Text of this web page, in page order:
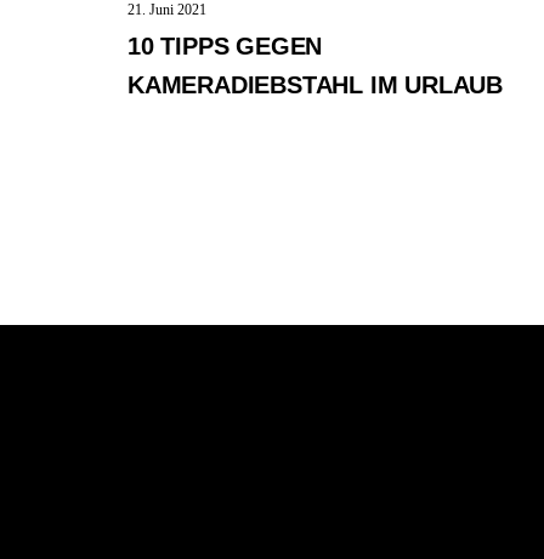
21. Juni 2021
10 TIPPS GEGEN
KAMERADIEBSTAHL IM URLAUB